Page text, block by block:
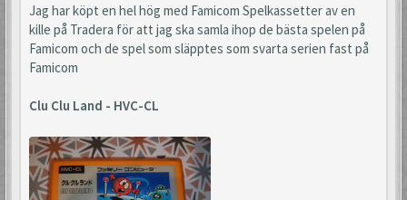
Jag har köpt en hel hög med Famicom Spelkassetter av en
kille på Tradera för att jag ska samla ihop de bästa spelen på
Famicom och de spel som släpptes som svarta serien fast på
Famicom
Clu Clu Land - HVC-CL